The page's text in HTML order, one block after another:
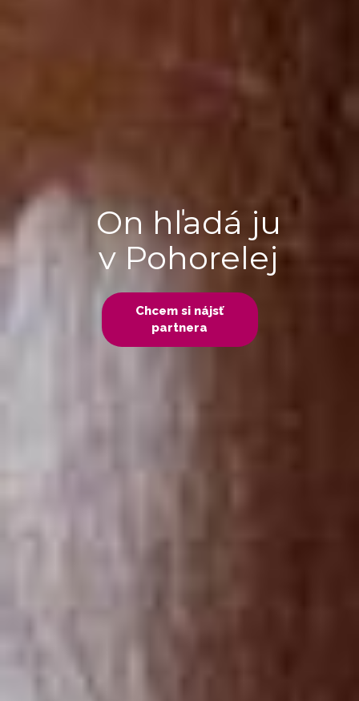
Chcem si nájsť
partnera
On hľadá ju
v Pohorelej